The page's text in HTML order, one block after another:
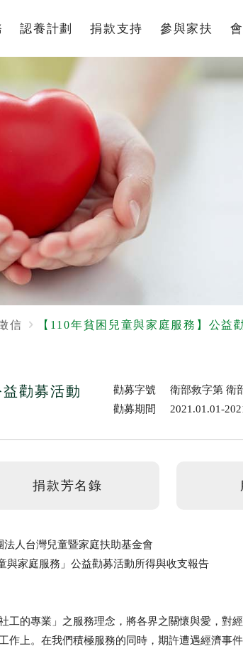
認養計劃
認養介紹
我要認養
認養Q&A
捐款支持
捐款徵信
捐款 Q&A
參與家扶
信 【110年貧困兒童與家庭服務】公益
勸募活動 勸募字號
衛部救字第 衛
勸募期間
2021.01.01-
捐款芳名錄
法人台灣兒童暨家庭扶助基金會
與家庭服務」公益勸募活動所得與收支報告
工的專業」之服務理念，將各界之關懷與愛，對
作上。在我們積極服務的同時，期許遭遇經濟事